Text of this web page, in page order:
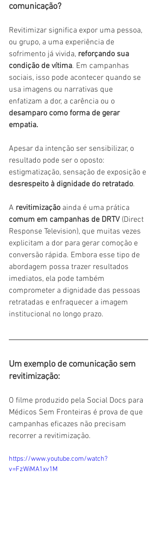
comunicação?
Revitimizar significa expor uma pessoa,
ou grupo, a uma experiência de
sofrimento já vivida, reforçando sua
condição de vítima. Em campanhas
sociais, isso pode acontecer quando se
usa imagens ou narrativas que
enfatizam a dor, a carência ou o
desamparo como forma de gerar
empatia.
Apesar da intenção ser sensibilizar, o
resultado pode ser o oposto:
estigmatização, sensação de exposição e
desrespeito à dignidade do retratado.
A revitimização ainda é uma prática
comum em campanhas de DRTV (Direct
Response Television), que muitas vezes
explicitam a dor para gerar comoção e
conversão rápida. Embora esse tipo de
abordagem possa trazer resultados
imediatos, ela pode também
comprometer a dignidade das pessoas
retratadas e enfraquecer a imagem
institucional no longo prazo.
Um exemplo de comunicação sem
revitimização:
O filme produzido pela Social Docs para
Médicos Sem Fronteiras é prova de que
campanhas eficazes não precisam
recorrer a revitimização.
https://www.youtube.com/watch?
v=FzWiMA1xv1M